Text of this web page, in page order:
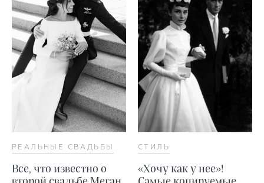
РЕАЛЬНЫЕ СВАДЬБЫ
Все, что известно о
СТИЛЬ
«Хочу как у нее»!